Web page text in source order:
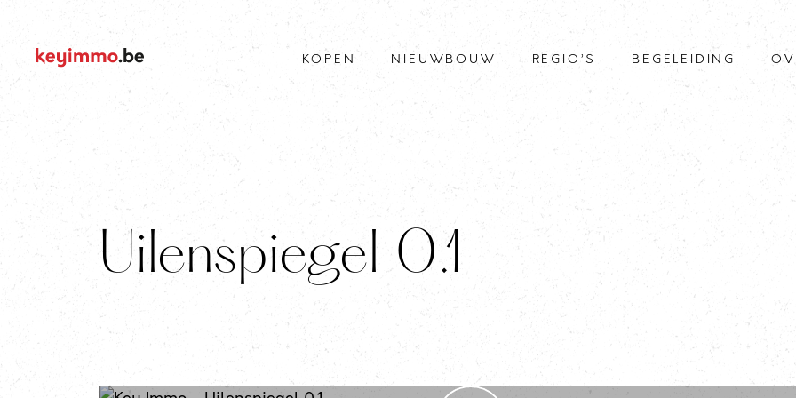
KOPEN NIEUWBOUW REGIO’S BEGELEIDING
Uilenspiegel 0.1